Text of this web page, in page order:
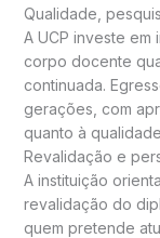
Qualidade,
A UCP investe
corpo docente
continuada.
gerações, com
quanto à
Revalidação e
A instituição
revalidação do
quem pretende